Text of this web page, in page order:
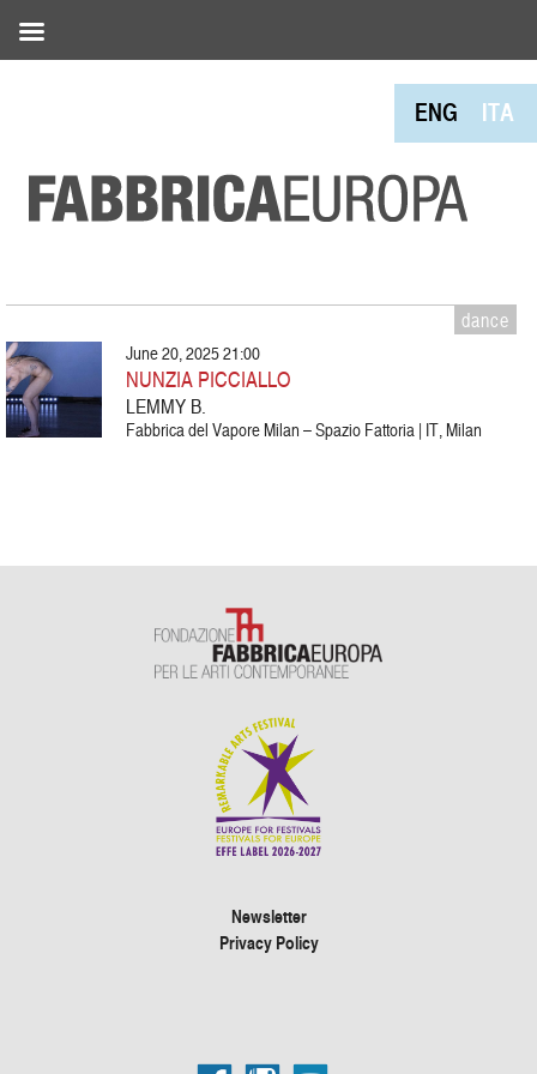
ENG ITA
dance
June 20, 2025 21:00
NUNZIA PICCIALLO
LEMMY B.
Fabbrica del Vapore Milan – Spazio Fattoria | IT, Milan
Newsletter
Privacy Policy